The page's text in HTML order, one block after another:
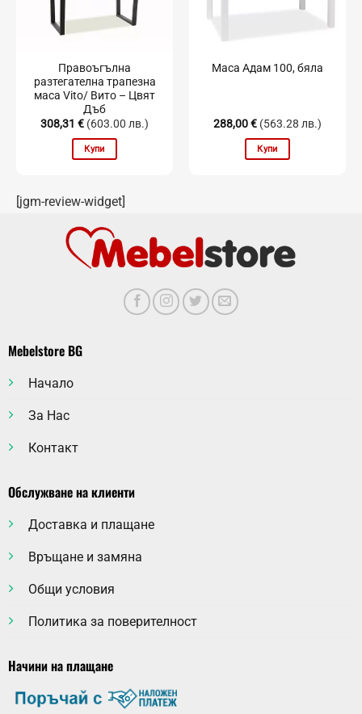
Правоъгълна
разтегателна трапезна
маса Vito/ Вито – Цвят
Дъб
308,31 € (603.00 лв.)
Купи
Маса Адам 100, бяла
288,00€ (563.28 лв.)
Купи
[jgm-review-widget]
Mebelstore BG
Начало
За Нас
Контакт
Обслужване на клиенти
Доставка и плащане
Връщане и замяна
Общи условия
Политика за поверителност
Начини на плащане